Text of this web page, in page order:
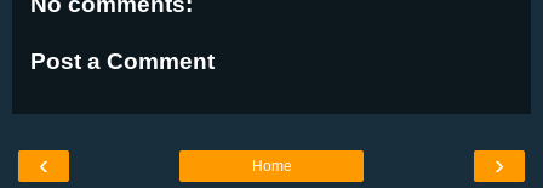
Post a Comment
‹ ›
Home